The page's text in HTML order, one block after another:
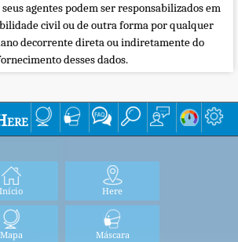
seus agentes podem ser responsabilizados em
civil ou de outra forma por qualquer
decorrente direta ou indiretamente do
desses dados.
Início Here
Mapa Máscara